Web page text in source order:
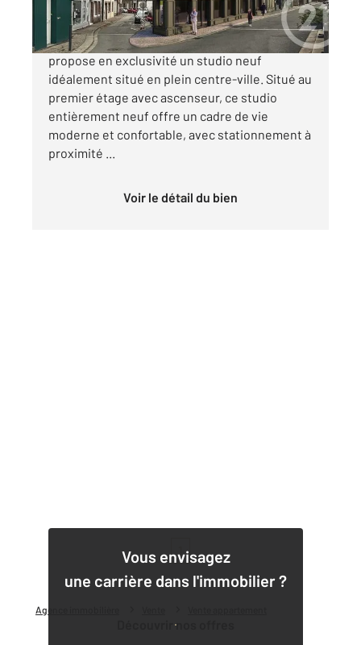
Agence immobilière
Century 21 Soluce Habitat de Bernay vous
propose en exclusivité un studio neuf
idéalement situé en plein centre-ville. Situé au
premier étage avec ascenseur, ce studio
entièrement neuf offre un cadre de vie
moderne et confortable, avec stationnement à
proximité ...
Voir le détail du bien
Vous envisagez
une carrière dans l'immobilier ?
Découvrir nos offres
1